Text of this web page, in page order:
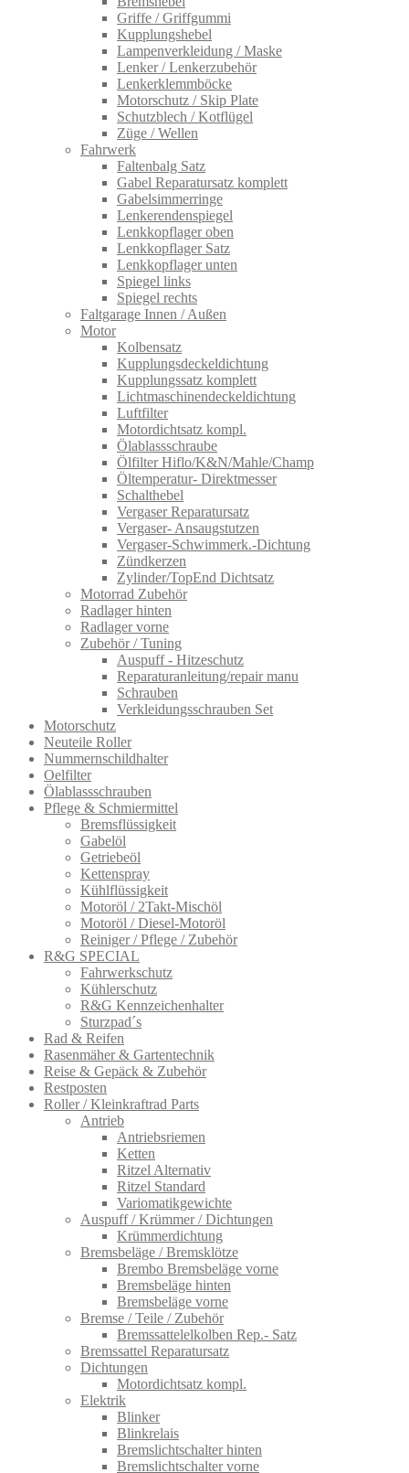
Griffe / Griffgummi
Kupplungshebel
Lampenverkleidung / Maske
Lenker / Lenkerzubehör
Lenkerklemmböcke
Motorschutz / Skip Plate
Schutzblech / Kotflügel
Züge / Wellen
Fahrwerk
Faltenbalg Satz
Gabel Reparatursatz komplett
Gabelsimmerringe
Lenkerendenspiegel
Lenkkopflager oben
Lenkkopflager Satz
Lenkkopflager unten
Spiegel links
Spiegel rechts
Faltgarage Innen / Außen
Motor
Kolbensatz
Kupplungsdeckeldichtung
Kupplungssatz komplett
Lichtmaschinendeckeldichtung
Luftfilter
Motordichtsatz kompl.
Ölablassschraube
Ölfilter Hiflo/K&N/Mahle/Champ
Öltemperatur- Direktmesser
Schalthebel
Vergaser Reparatursatz
Vergaser- Ansaugstutzen
Vergaser-Schwimmerk.-Dichtung
Zündkerzen
Zylinder/TopEnd Dichtsatz
Motorrad Zubehör
Radlager hinten
Radlager vorne
Zubehör / Tuning
Auspuff - Hitzeschutz
Reparaturanleitung/repair manu
Schrauben
Verkleidungsschrauben Set
Motorschutz
Neuteile Roller
Nummernschildhalter
Oelfilter
Ölablassschra​uben
Pflege & Schmiermittel
Bremsflüssigkeit
Gabelöl
Getriebeöl
Kettenspray
Kühlflüssigkeit
Motoröl / 2Takt-Mischöl
Motoröl / Diesel-Motoröl
Reiniger / Pflege / Zubehör
R&G SPECIAL
Fahrwerkschutz
Kühlerschutz
R&G Kennzeichenhalter
Sturzpad´s
Rad & Reifen
Rasenmäher & Gartentechnik
Reise & Gepäck & Zubehör
Restposten
Roller / Kleinkraftrad Parts
Antrieb
Antriebsriemen
Ketten
Ritzel Alternativ
Ritzel Standard
Variomatikgewichte
Auspuff / Krümmer / Dichtungen
Krümmerdichtung
Bremsbeläge / Bremsklötze
Brembo Bremsbeläge vorne
Bremsbeläge hinten
Bremsbeläge vorne
Bremse / Teile / Zubehör
Bremssattelelkolben Rep.- Satz
Bremssattel Reparatursatz
Dichtungen
Motordichtsatz kompl.
Elektrik
Blinker
Blinkrelais
Bremslichtschalter hinten
Bremslichtschalter vorne